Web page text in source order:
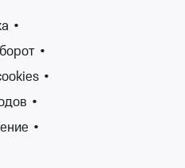
не нашли
фильтры
•
•
•
•
•